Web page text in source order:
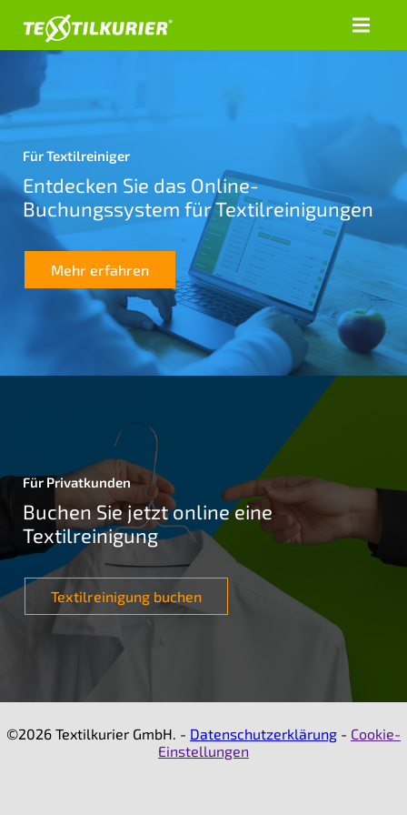
Für Textilreiniger
Entdecken Sie das Online-
Buchungssystem für Textilreinigungen
Mehr erfahren
Für Privatkunden
Buchen Sie jetzt online eine
Textilreinigung
Textilreinigung buchen
©2026 Textilkurier GmbH. - Datenschutzerklärung - Cookie-
Einstellungen